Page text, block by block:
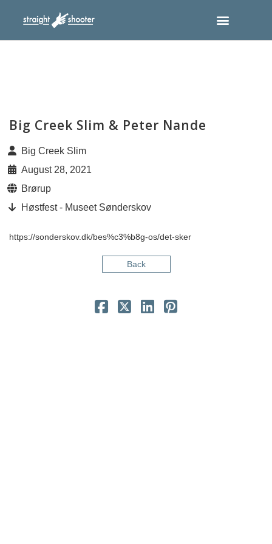
Big Creek Slim & Peter Nande
Big Creek Slim
August 28, 2021
Brørup
Høstfest - Museet Sønderskov
https://sonderskov.dk/bes%c3%b8g-os/det-sker
Back